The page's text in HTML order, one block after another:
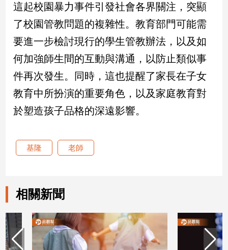
尚
追
生
活
建
築/
內
遊/
美
星
座/
命
這起校園暴力事件引發社會各界關注，突顯
了校園管教問題的複雜性。教育部門可能需
要進一步檢討現行的學生管教辦法，以及如
何加強師生間的互動與溝通，以防止類似事
件再次發生。同時，這也提醒了家長在子女
教育中所扮演的重要角色，以及家庭教育對
於塑造孩子品格的深遠影響。
基隆 老師
相關新聞